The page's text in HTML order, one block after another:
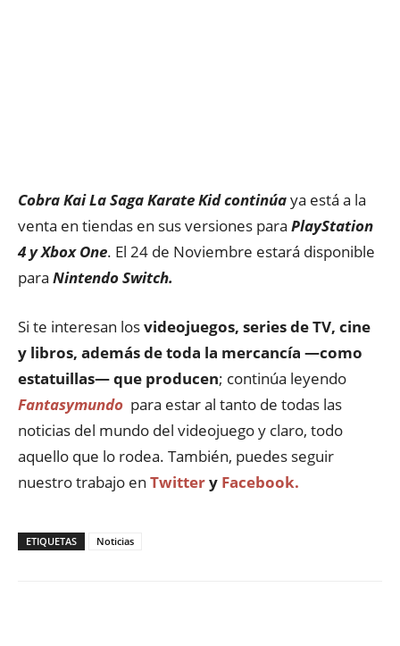
Cobra Kai La Saga Karate Kid continúaya está a la
venta en tiendas en sus versiones para PlayStation
4 y Xbox One. El 24 de Noviembre estará disponible
para Nintendo Switch.
Si te interesan losvideojuegos, series de TV, cine
y libros, además de toda la mercancía —como
estatuillas— que producen; continúa leyendo
Fantasymundo para estar al tanto de todas las
noticias del mundo del videojuego y claro, todo
aquello que lo rodea. También, puedes seguir
nuestro trabajo en Twittery Facebook.
ETIQUETAS Noticias